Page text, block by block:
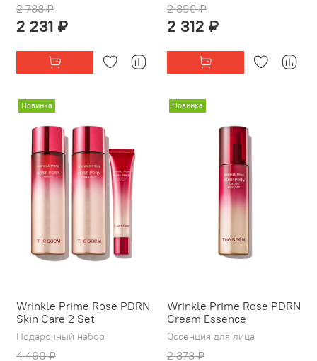
2 788 ₽
2 231 ₽
2 890 ₽
2 312 ₽
Новинка
Wrinkle Prime Rose PDRN
Skin Care 2 Set
Подарочный набор
4 460 ₽
Новинка
Wrinkle Prime Rose PDRN
Cream Essence
Эссенция для лица
2 373 ₽